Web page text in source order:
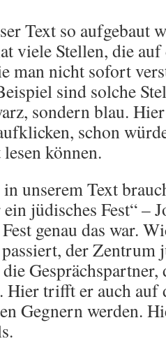
Text so aufgebaut
viele Stellen, die auf
man nicht sofort
sind solche
sondern blau.
schon
können.
unserem Text
jüdisches Fest“ –
genau das war.
der Zentrum
Hier trifft er auch auf
Gegnern werden.